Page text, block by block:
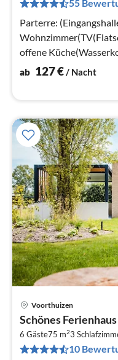
55
Parterre:
offene
Kaffeemaschine(Filter,
ab 127€/ Nacht
Voorthuizen
Schönes
6 Gäste75 m23
10